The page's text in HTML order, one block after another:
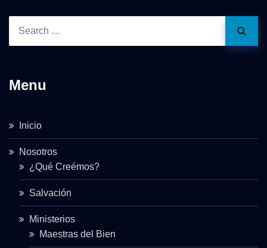
Menu
Inicio
Nosotros
¿Qué Creémos?
Salvación
Ministerios
Maestras del Bien